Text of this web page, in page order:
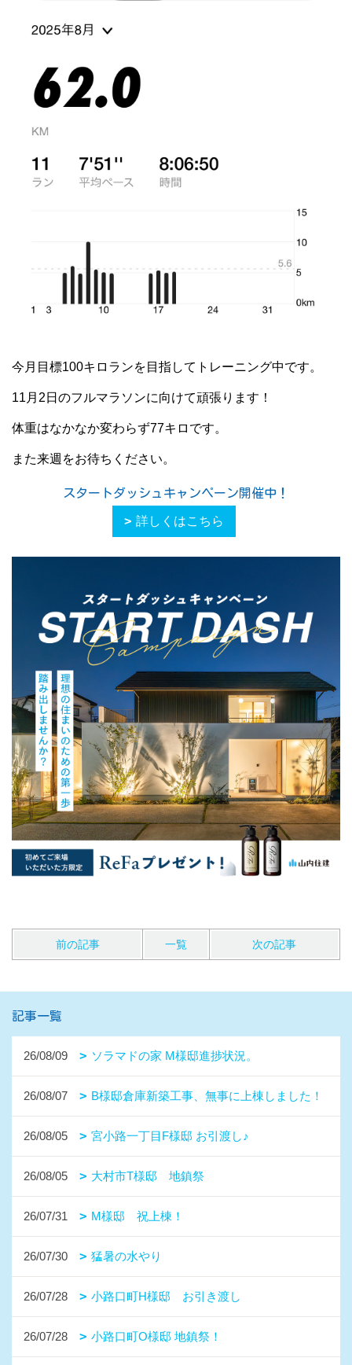
今月目標100キロランを目指してトレーニング中です。
11月2日のフルマラソンに向けて頑張ります！
体重はなかなか変わらず77キロです。
また来週をお待ちください。
スタートダッシュキャンペーン開催中！
詳しくはこちら
前の記事 一覧 次の記事
記事一覧
26/08/09 ソラマドの家 M様邸進捗状況。
26/08/07 B様邸倉庫新築工事、無事に上棟しました！
26/08/05 宮小路一丁目F様邸 お引渡し♪
26/08/05 大村市T様邸 地鎮祭
26/07/31 M様邸 祝上棟！
26/07/30 猛暑の水やり
26/07/28 小路口町H様邸 お引き渡し
26/07/28 小路口町O様邸 地鎮祭！